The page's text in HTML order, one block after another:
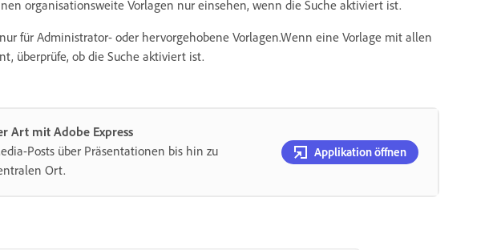
organisationsweite Vorlagen nur einsehen, wenn die Suche aktiviert ist.
für Administrator- oder hervorgehobene Vorlagen.Wenn eine Vorlage mit allen
überprüfe, ob die Suche aktiviert ist.
Art mit Adobe Express
Posts über Präsentationen bis hin zu
Ort.
Applikation öffnen